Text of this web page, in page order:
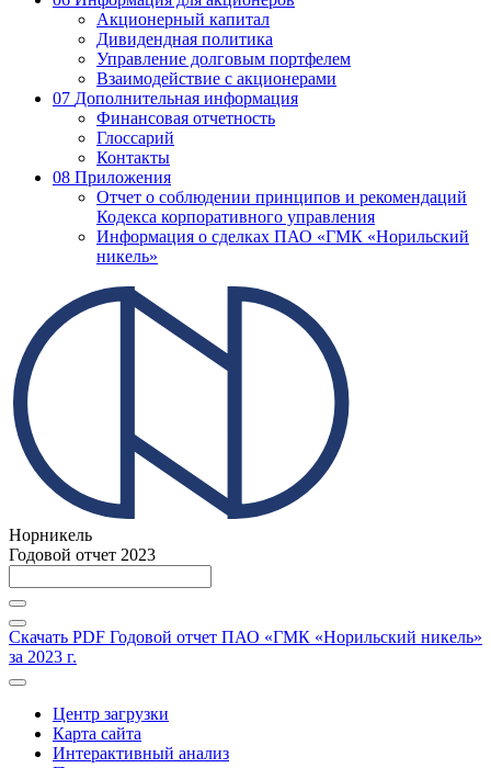
Акционерный капитал
Дивидендная политика
Управление долговым портфелем
Взаимодействие с акционерами
07 Дополнительная информация
Финансовая отчетность
Глоссарий
Контакты
08 Приложения
Отчет о соблюдении принципов и рекомендаций
Кодекса корпоративного управления
Информация о сделках ПАО «ГМК «Норильский
никель»
Норникель
Годовой отчет 2023
Скачать PDF Годовой отчет ПАО «ГМК «Норильский никель»
за 2023 г.
Центр загрузки
Карта сайта
Интерактивный анализ